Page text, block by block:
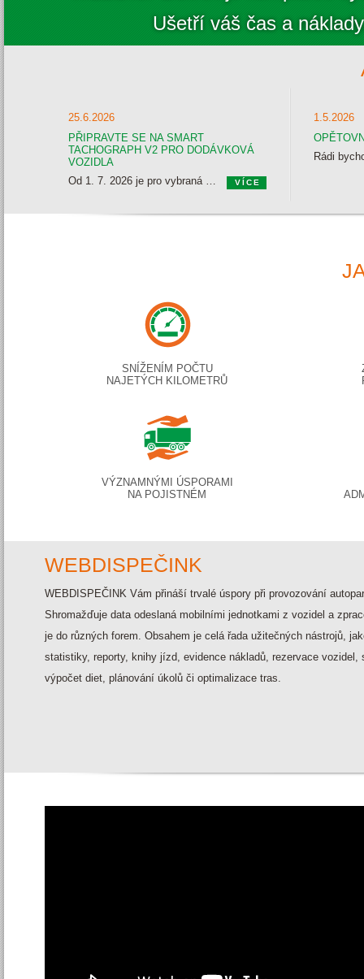
Ušetří váš čas a
25.6.2026
PŘIPRAVTE SE NA SMART
TACHOGRAPH V2 PRO DODÁVKOVÁ
VOZIDLA
Od 1. 7. 2026 je pro vybraná dodávková vozidla v mezinárodní dopravě povinný chytrý tachograf 2. generace. Pro plné využití přenosu dat do Webdispečinku je nutné, zajistit dopojení k telematické jednotce Vetronics nebo EVA OBU.
VÍCE
1.5.2026
SNÍŽENÍM POČTU
NAJETÝCH KILOMETRŮ
VÝZNAMNÝMI ÚSPORAMI
NA POJISTNÉM
WEBDISPEČINK
WEBDISPEČINK Vám přináší trvalé úspory při provozování
Shromažďuje data odeslaná mobilními jednotkami z vozidel a
je do různých forem. Obsahem je celá řada užitečných nástrojů,
statistiky, reporty, knihy jízd, evidence nákladů, rezervace vozidel,
výpočet diet, plánování úkolů či optimalizace tras.